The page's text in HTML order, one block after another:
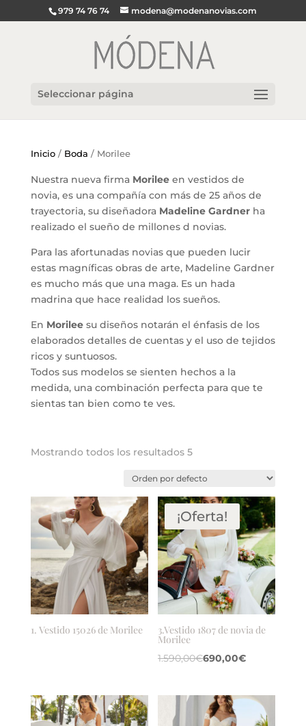
979 74 76 74 modena@modenanovias.com
Seleccionar página
Inicio/ Boda / Morilee
Nuestra nueva firmaMorileeen vestidos de
novia, es una compañía con más de 25 años de
trayectoria, su diseñadora Madeline Gardnerha
realizado el sueño de millones d novias.
Para las afortunadas novias que pueden lucir
estas magníficas obras de arte, Madeline Gardner
es mucho más que una maga. Es un hada
madrina que hace realidad los sueños.
En Morileesu diseños notarán el énfasis de los
elaborados detalles de cuentas y el uso de tejidos
ricos y suntuosos.
Todos sus modelos se sienten hechos a la
medida, una combinación perfecta para que te
sientas tan bien como te ves.
Mostrando todos los resultados 5
1. Vestido 15026 de Morilee
¡Oferta!
3.Vestido 1807 de novia de
Morilee
1.590,00€690,00€